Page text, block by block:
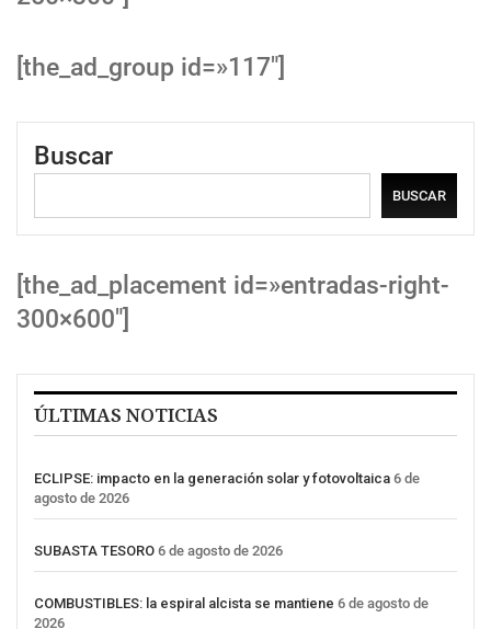
[the_ad_group id=»117″]
Buscar
BUSCAR
[the_ad_placement id=»entradas-right-
300×600″]
ÚLTIMAS NOTICIAS
ECLIPSE: impacto en la generación solar y fotovoltaica 6 de
agosto de 2026
SUBASTA TESORO 6 de agosto de 2026
COMBUSTIBLES: la espiral alcista se mantiene 6 de agosto de
2026